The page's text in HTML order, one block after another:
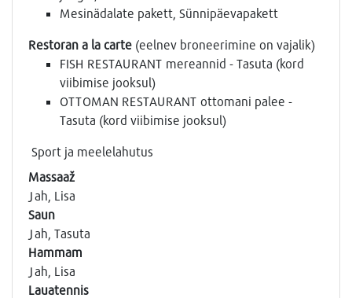
Mesinädalate pakett, Sünnipäevapakett
Restoran a la carte (eelnev broneerimine on vajalik)
FISH RESTAURANT mereannid - Tasuta (kord
viibimise jooksul)
OTTOMAN RESTAURANT ottomani palee -
Tasuta (kord viibimise jooksul)
Sport ja meelelahutus
Massaaž
Jah, Lisa
Saun
Jah, Tasuta
Hammam
Jah, Lisa
Lauatennis